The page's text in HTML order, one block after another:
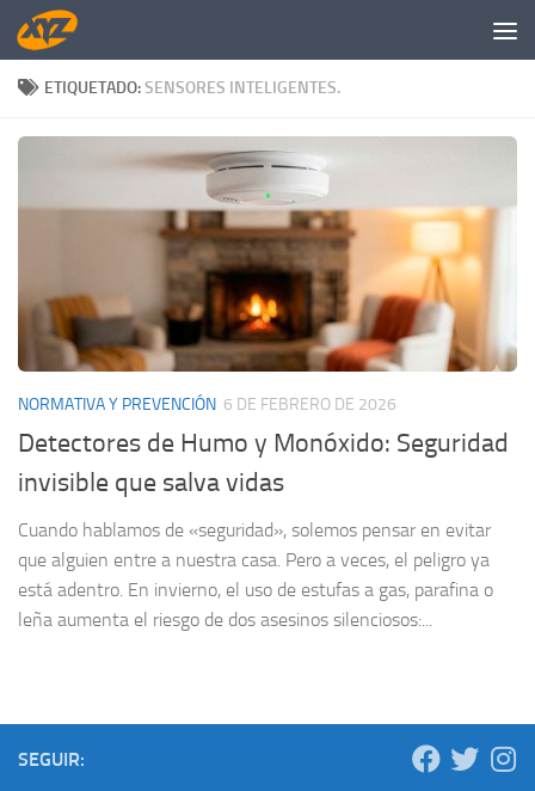
Saltar al contenido
ETIQUETADO:SENSORES INTELIGENTES.
NORMATIVA Y PREVENCIÓN 6 DE FEBRERO DE 2026
Detectores de Humo y Monóxido: Seguridad
invisible que salva vidas
Cuando hablamos de «seguridad», solemos pensar en evitar
que alguien entre a nuestra casa. Pero a veces, el peligro ya
está adentro. En invierno, el uso de estufas a gas, parafina o
leña aumenta el riesgo de dos asesinos silenciosos:...
SEGUIR: